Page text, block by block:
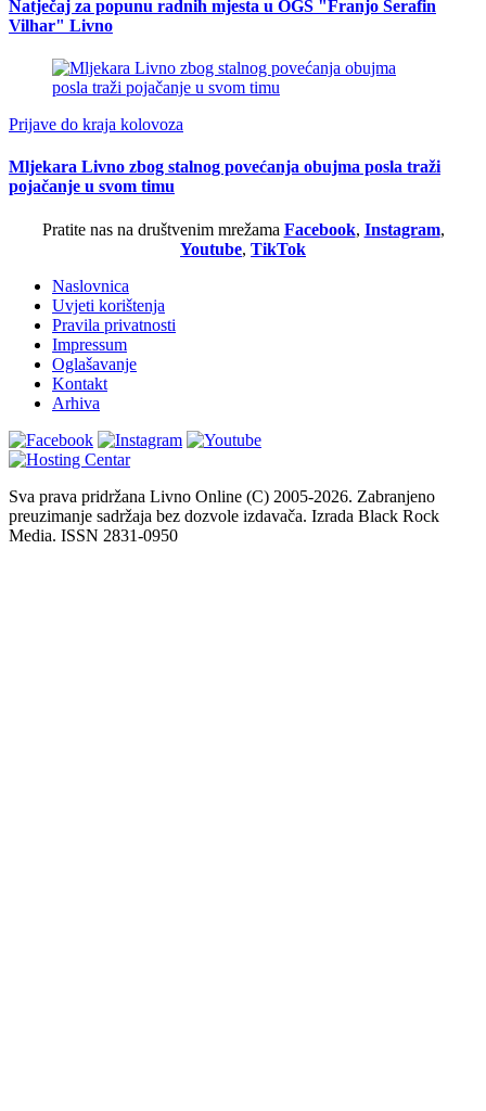
Natječaj za popunu radnih mjesta u OGŠ "Franjo Serafin
Vilhar" Livno
Prijave do kraja kolovoza
Mljekara Livno zbog stalnog povećanja obujma posla traži
pojačanje u svom timu
Pratite nas na društvenim mrežama Facebook, Instagram,
Youtube, TikTok
Naslovnica
Uvjeti korištenja
Pravila privatnosti
Impressum
Oglašavanje
Kontakt
Arhiva
Sva prava pridržana Livno Online (C) 2005-2026. Zabranjeno
preuzimanje sadržaja bez dozvole izdavača. Izrada Black Rock
Media. ISSN 2831-0950